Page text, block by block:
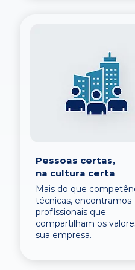
Pessoas certas,
na cultura certa
Mais do que
técnicas, encontramos
profissionais que
compartilham os
sua empresa.